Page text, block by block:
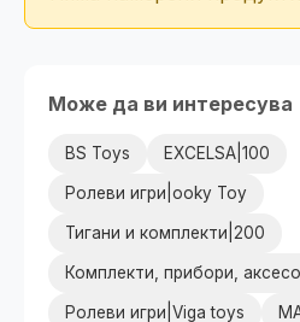
Може да ви интересува
BS Toys EXCELSA|100
Ролеви игри|ooky Toy
Тигани и комплекти|200
Комплекти, прибори,
Ролеви игри|Viga toys